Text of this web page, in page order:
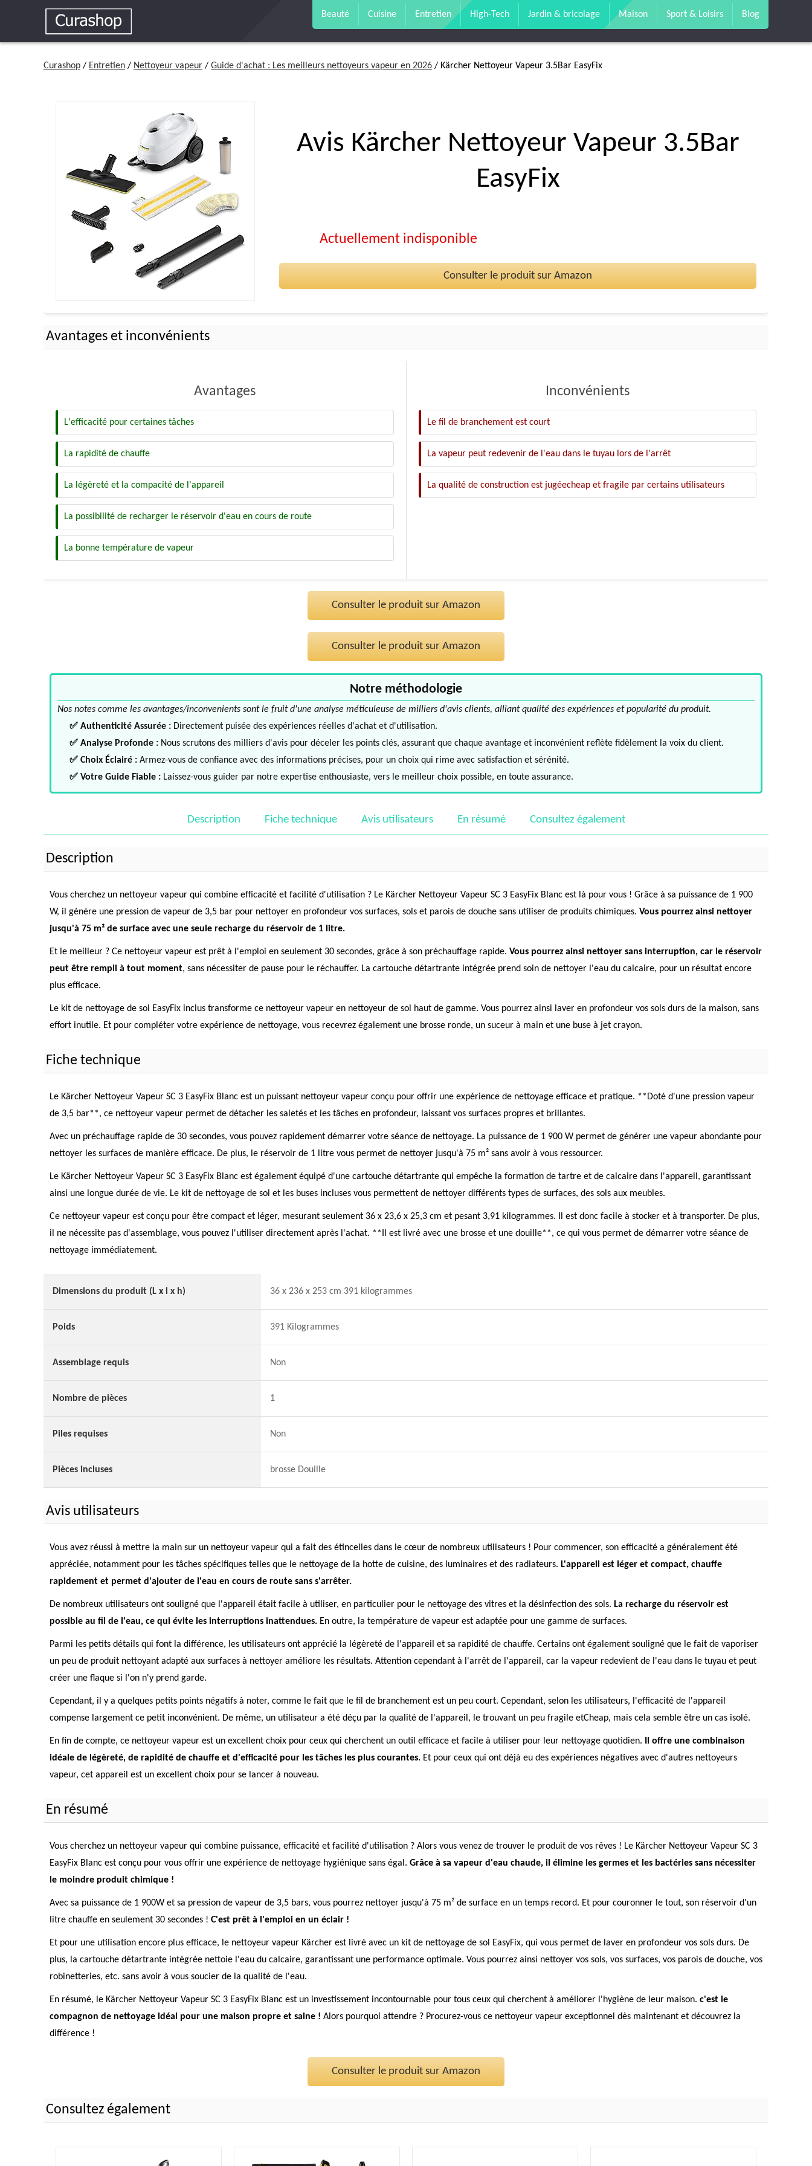
Beauté Cuisine Entretien High-Tech Jardin & bricolage Maison Sport & Loisirs Blog
Curashop / Entretien / Nettoyeur vapeur / Guide d'achat : Les meilleurs nettoyeurs vapeur en 2026 / Kärcher Nettoyeur Vapeur 3.5Bar EasyFix
Avis Kärcher Nettoyeur Vapeur 3.5Bar
EasyFix
Actuellement indisponible
Consulter le produit sur Amazon
Avantages et inconvénients
Avantages
L'efficacité pour certaines tâches
La rapidité de chauffe
La légèreté et la compacité de l'appareil
La possibilité de recharger le réservoir d'eau en cours de route
La bonne température de vapeur
Inconvénients
Le fil de branchement est court
La vapeur peut redevenir de l'eau dans le tuyau lors de l'arrêt
La qualité de construction est jugéecheap et fragile par certains utilisateurs
Consulter le produit sur Amazon
Consulter le produit sur Amazon
Notre méthodologie
Nos notes comme les avantages/inconvenients sont le fruit d'une analyse méticuleuse de milliers d'avis clients, alliant qualité des expériences et popularité du produit.
✅ Authenticité Assurée : Directement puisée des expériences réelles d'achat et d'utilisation.
✅ Analyse Profonde : Nous scrutons des milliers d'avis pour déceler les points clés, assurant que chaque avantage et inconvénient reflète fidèlement la voix du client.
✅ Choix Éclairé : Armez-vous de confiance avec des informations précises, pour un choix qui rime avec satisfaction et sérénité.
✅ Votre Guide Fiable : Laissez-vous guider par notre expertise enthousiaste, vers le meilleur choix possible, en toute assurance.
Description Fiche technique Avis utilisateurs En résumé Consultez également
Description
Vous cherchez un nettoyeur vapeur qui combine efficacité et facilité d'utilisation ? Le Kärcher Nettoyeur Vapeur SC 3 EasyFix Blanc est là pour vous ! Grâce à sa puissance de 1 900
W, il génère une pression de vapeur de 3,5 bar pour nettoyer en profondeur vos surfaces, sols et parois de douche sans utiliser de produits chimiques. Vous pourrez ainsi nettoyer
jusqu'à 75 m² de surface avec une seule recharge du réservoir de 1 litre.
Et le meilleur ? Ce nettoyeur vapeur est prêt à l'emploi en seulement 30 secondes, grâce à son préchauffage rapide. Vous pourrez ainsi nettoyer sans interruption, car le réservoir
peut être rempli à tout moment, sans nécessiter de pause pour le réchauffer. La cartouche détartrante intégrée prend soin de nettoyer l'eau du calcaire, pour un résultat encore
plus efficace.
Le kit de nettoyage de sol EasyFix inclus transforme ce nettoyeur vapeur en nettoyeur de sol haut de gamme. Vous pourrez ainsi laver en profondeur vos sols durs de la maison, sans
effort inutile. Et pour compléter votre expérience de nettoyage, vous recevrez également une brosse ronde, un suceur à main et une buse à jet crayon.
Fiche technique
Le Kärcher Nettoyeur Vapeur SC 3 EasyFix Blanc est un puissant nettoyeur vapeur conçu pour offrir une expérience de nettoyage efficace et pratique. **Doté d'une pression vapeur
de 3,5 bar**, ce nettoyeur vapeur permet de détacher les saletés et les tâches en profondeur, laissant vos surfaces propres et brillantes.
Avec un préchauffage rapide de 30 secondes, vous pouvez rapidement démarrer votre séance de nettoyage. La puissance de 1 900 W permet de générer une vapeur abondante pour
nettoyer les surfaces de manière efficace. De plus, le réservoir de 1 litre vous permet de nettoyer jusqu'à 75 m² sans avoir à vous ressourcer.
Le Kärcher Nettoyeur Vapeur SC 3 EasyFix Blanc est également équipé d'une cartouche détartrante qui empêche la formation de tartre et de calcaire dans l'appareil, garantissant
ainsi une longue durée de vie. Le kit de nettoyage de sol et les buses incluses vous permettent de nettoyer différents types de surfaces, des sols aux meubles.
Ce nettoyeur vapeur est conçu pour être compact et léger, mesurant seulement 36 x 23,6 x 25,3 cm et pesant 3,91 kilogrammes. Il est donc facile à stocker et à transporter. De plus,
il ne nécessite pas d'assemblage, vous pouvez l'utiliser directement après l'achat. **Il est livré avec une brosse et une douille**, ce qui vous permet de démarrer votre séance de
nettoyage immédiatement.
Dimensions du produit (L x l x h) 36 x 236 x 253 cm 391 kilogrammes
Poids 391 Kilogrammes
Assemblage requis Non
Nombre de pièces 1
Piles requises Non
Pièces incluses brosse Douille
Avis utilisateurs
Vous avez réussi à mettre la main sur un nettoyeur vapeur qui a fait des étincelles dans le cœur de nombreux utilisateurs ! Pour commencer, son efficacité a généralement été
appréciée, notamment pour les tâches spécifiques telles que le nettoyage de la hotte de cuisine, des luminaires et des radiateurs. L'appareil est léger et compact, chauffe
rapidement et permet d'ajouter de l'eau en cours de route sans s'arrêter.
De nombreux utilisateurs ont souligné que l'appareil était facile à utiliser, en particulier pour le nettoyage des vitres et la désinfection des sols. La recharge du réservoir est
possible au fil de l'eau, ce qui évite les interruptions inattendues. En outre, la température de vapeur est adaptée pour une gamme de surfaces.
Parmi les petits détails qui font la différence, les utilisateurs ont apprécié la légèreté de l'appareil et sa rapidité de chauffe. Certains ont également souligné que le fait de vaporiser
un peu de produit nettoyant adapté aux surfaces à nettoyer améliore les résultats. Attention cependant à l'arrêt de l'appareil, car la vapeur redevient de l'eau dans le tuyau et peut
créer une flaque si l'on n'y prend garde.
Cependant, il y a quelques petits points négatifs à noter, comme le fait que le fil de branchement est un peu court. Cependant, selon les utilisateurs, l'efficacité de l'appareil
compense largement ce petit inconvénient. De même, un utilisateur a été déçu par la qualité de l'appareil, le trouvant un peu fragile etCheap, mais cela semble être un cas isolé.
En fin de compte, ce nettoyeur vapeur est un excellent choix pour ceux qui cherchent un outil efficace et facile à utiliser pour leur nettoyage quotidien.
Il offre une combinaison
idéale de légèreté, de rapidité de chauffe et d'efficacité pour les tâches les plus courantes. Et pour ceux qui ont déjà eu des expériences négatives avec d'autres nettoyeurs
vapeur, cet appareil est un excellent choix pour se lancer à nouveau.
En résumé
Vous cherchez un nettoyeur vapeur qui combine puissance, efficacité et facilité d'utilisation ? Alors vous venez de trouver le produit de vos rêves ! Le Kärcher Nettoyeur Vapeur SC 3
EasyFix Blanc est conçu pour vous offrir une expérience de nettoyage hygiénique sans égal. Grâce à sa vapeur d'eau chaude, il élimine les germes et les bactéries sans nécessiter
le moindre produit chimique !
Avec sa puissance de 1 900W et sa pression de vapeur de 3,5 bars, vous pourrez nettoyer jusqu'à 75 m² de surface en un temps record. Et pour couronner le tout, son réservoir d'un
litre chauffe en seulement 30 secondes ! C'est prêt à l'emploi en un éclair !
Et pour une utilisation encore plus efficace, le nettoyeur vapeur Kärcher est livré avec un kit de nettoyage de sol EasyFix, qui vous permet de laver en profondeur vos sols durs. De
plus, la cartouche détartrante intégrée nettoie l'eau du calcaire, garantissant une performance optimale. Vous pourrez ainsi nettoyer vos sols, vos surfaces, vos parois de douche, vos
robinetteries, etc. sans avoir à vous soucier de la qualité de l'eau.
En résumé, le Kärcher Nettoyeur Vapeur SC 3 EasyFix Blanc est un investissement incontournable pour tous ceux qui cherchent à améliorer l'hygiène de leur maison. c'est le
compagnon de nettoyage idéal pour une maison propre et saine ! Alors pourquoi attendre ? Procurez-vous ce nettoyeur vapeur exceptionnel dès maintenant et découvrez la
différence !
Consulter le produit sur Amazon
Consultez également